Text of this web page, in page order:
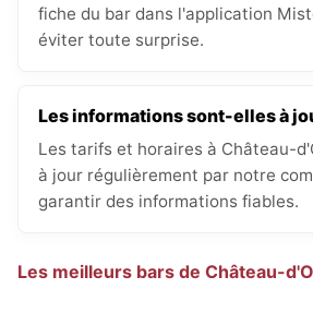
fiche du bar dans l'application
éviter toute surprise.
Les informations sont-elles à
Les tarifs et horaires à Château-
à jour régulièrement par notre
garantir des informations fiables.
Les meilleurs bars de Château-